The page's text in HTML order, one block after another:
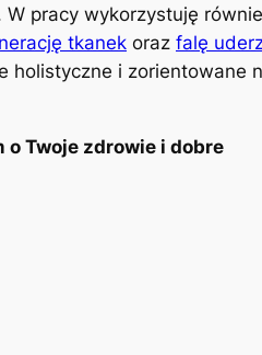
W pracy wykorzystuję
tkanek oraz falę
holistyczne i zorientowane
o Twoje zdrowie i dobre